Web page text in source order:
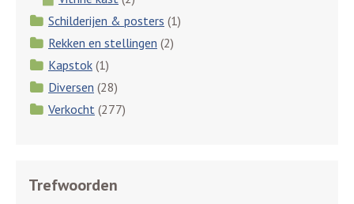
Schilderijen & posters (1)
Rekken en stellingen (2)
Kapstok (1)
Diversen (28)
Verkocht (277)
Trefwoorden